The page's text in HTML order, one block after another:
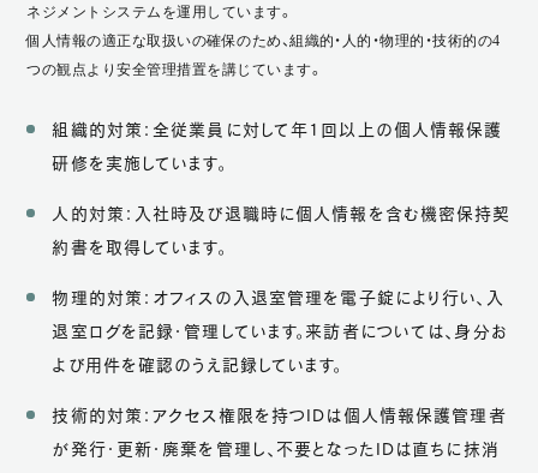
ネジメントシステムを運用しています。
個人情報の適正な取扱いの確保のため、組織的・人的・物理的・技術的の4
つの観点より安全管理措置を講じています。
組織的対策：全従業員に対して年1回以上の個人情報保護
研修を実施しています。
人的対策：入社時及び退職時に個人情報を含む機密保持契
約書を取得しています。
物理的対策：オフィスの入退室管理を電子錠により行い、入
退室ログを記録・管理しています。来訪者については、身分お
よび用件を確認のうえ記録しています。
技術的対策：アクセス権限を持つIDは個人情報保護管理者
が発行・更新・廃棄を管理し、不要となったIDは直ちに抹消